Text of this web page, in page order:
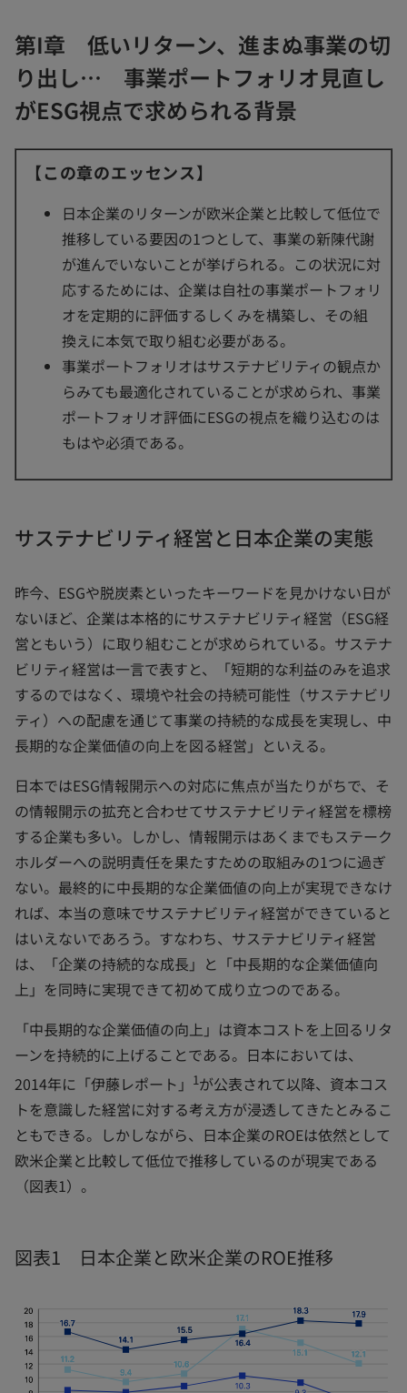
第I章 低いリターン、進まぬ事業の切
り出し… 事業ポートフォリオ見直し
がESG視点で求められる背景
【この章のエッセンス】
日本企業のリターンが欧米企業と比較して低位で
推移している要因の1つとして、事業の新陳代謝
が進んでいないことが挙げられる。この状況に対
応するためには、企業は自社の事業ポートフォリ
オを定期的に評価するしくみを構築し、その組
換えに本気で取り組む必要がある。
事業ポートフォリオはサステナビリティの観点か
らみても最適化されていることが求められ、事業
ポートフォリオ評価にESGの視点を織り込むのは
もはや必須である。
サステナビリティ経営と日本企業の実態
昨今、ESGや脱炭素といったキーワードを見かけない日が
ないほど、企業は本格的にサステナビリティ経営（ESG経
営ともいう）に取り組むことが求められている。サステナ
ビリティ経営は一言で表すと、「短期的な利益のみを追求
するのではなく、環境や社会の持続可能性（サステナビリ
ティ）への配慮を通じて事業の持続的な成長を実現し、中
長期的な企業価値の向上を図る経営」といえる。
日本ではESG情報開示への対応に焦点が当たりがちで、そ
の情報開示の拡充と合わせてサステナビリティ経営を標榜
する企業も多い。しかし、情報開示はあくまでもステーク
ホルダーへの説明責任を果たすための取組みの1つに過ぎ
ない。最終的に中長期的な企業価値の向上が実現できなけ
れば、本当の意味でサステナビリティ経営ができていると
はいえないであろう。すなわち、サステナビリティ経営
は、「企業の持続的な成長」と「中長期的な企業価値向
上」を同時に実現できて初めて成り立つのである。
「中長期的な企業価値の向上」は資本コストを上回るリタ
ーンを持続的に上げることである。日本においては、
2014年に「伊藤レポート」 1が公表されて以降、資本コス
トを意識した経営に対する考え方が浸透してきたとみるこ
ともできる。しかしながら、日本企業のROEは依然として
欧米企業と比較して低位で推移しているのが現実である
（図表1）。
図表1 日本企業と欧米企業のROE推移